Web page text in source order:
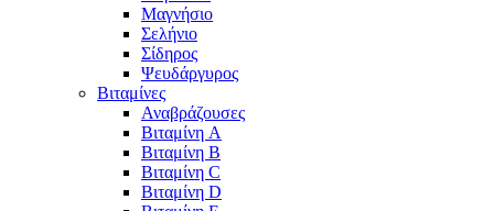
Μαγνήσιο
Σελήνιο
Σίδηρος
Ψευδάργυρος
Βιταμίνες
Αναβράζουσες
Βιταμίνη A
Βιταμίνη B
Βιταμίνη C
Βιταμίνη D